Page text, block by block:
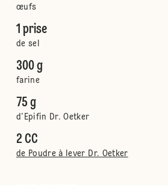
œufs
1 prise
de sel
300 g
farine
75 g
d'Epifin Dr. Oetker
2 CC
de Poudre à lever Dr. Oetker